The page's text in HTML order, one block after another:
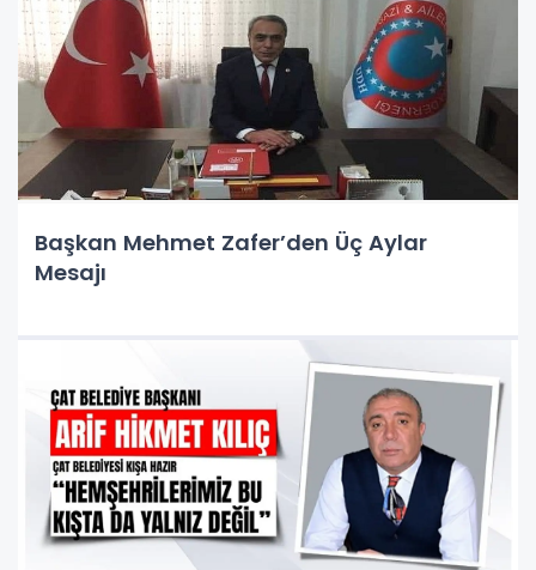
Başkan Mehmet Zafer’den Üç Aylar
Mesajı